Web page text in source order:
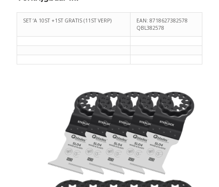
SET ‘A 10ST +1ST GRATIS (11ST VERP)
EAN: 8718627382578
QBL382578